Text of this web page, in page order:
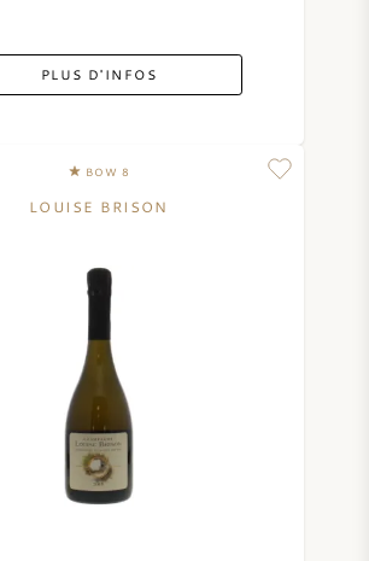
PLUS D'INFOS
BOW 8
LOUISE BRISON